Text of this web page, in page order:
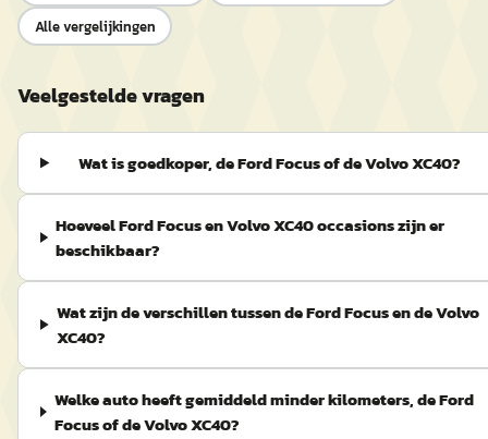
Alle vergelijkingen
Veelgestelde vragen
Wat is goedkoper, de Ford Focus of de Volvo XC40?
Hoeveel Ford Focus en Volvo XC40 occasions zijn er
beschikbaar?
Wat zijn de verschillen tussen de Ford Focus en de Volvo
XC40?
Welke auto heeft gemiddeld minder kilometers, de Ford
Focus of de Volvo XC40?